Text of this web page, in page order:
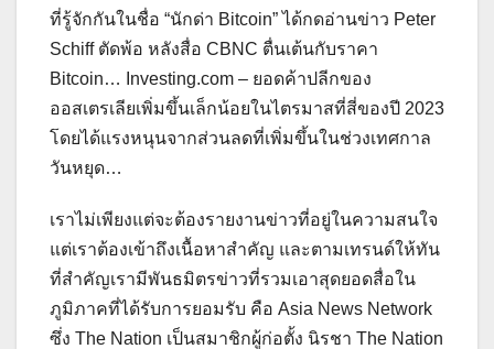
ที่รู้จักกันในชื่อ “นักด่า Bitcoin” ได้กดอ่านข่าว Peter
Schiff ตัดพ้อ หลังสื่อ CBNC ตื่นเต้นกับราคา
Bitcoin… Investing.com – ยอดค้าปลีกของ
ออสเตรเลียเพิ่มขึ้นเล็กน้อยในไตรมาสที่สี่ของปี 2023
โดยได้แรงหนุนจากส่วนลดที่เพิ่มขึ้นในช่วงเทศกาล
วันหยุด…
เราไม่เพียงแต่จะต้องรายงานข่าวที่อยู่ในความสนใจ
แต่เราต้องเข้าถึงเนื้อหาสำคัญ และตามเทรนด์ให้ทัน
ที่สำคัญเรามีพันธมิตรข่าวที่รวมเอาสุดยอดสื่อใน
ภูมิภาคที่ได้รับการยอมรับ คือ Asia News Network
ซึ่ง The Nation เป็นสมาชิกผู้ก่อตั้ง นิรชา The Nation